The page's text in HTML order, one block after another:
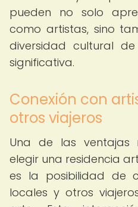
pueden no solo
como artistas, sino
diversidad cultural
significativa.
Conexión con
otros viajeros
Una de las ventajas
elegir una residencia
es la posibilidad de
locales y otros